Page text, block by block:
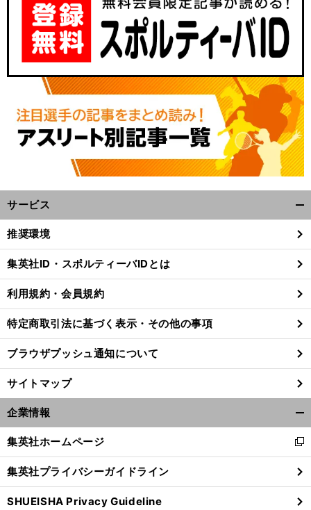
サービス
閉
る
推奨環境
集英社ID・スポルティーバIDとは
利用規約・会員規約
特定商取引法に基づく表示・その他の事項
ブラウザプッシュ通知について
サイトマップ
企業情報
閉
る
集英社ホームページ
新
し
い
ウ
ィ
集英社プライバシーガイドライン
SHUEISHA Privacy Guideline